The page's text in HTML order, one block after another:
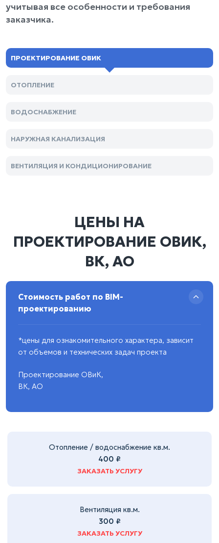
учитывая все особенности и требования
заказчика.
ПРОЕКТИРОВАНИЕ ОВИК
ОТОПЛЕНИЕ
ВОДОСНАБЖЕНИЕ
НАРУЖНАЯ КАНАЛИЗАЦИЯ
ВЕНТИЛЯЦИЯ И КОНДИЦИОНИРОВАНИЕ
ЦЕНЫ НА
ПРОЕКТИРОВАНИЕ ОВИК,
ВК, АО
Стоимость работ по BIM-
проектированию
*цены для ознакомительного характера, зависит
от объемов и технических задач проекта
Проектирование ОВиК,
ВК, АО
Отопление / водоснабжение кв.м.
400 ₽
ЗАКАЗАТЬ УСЛУГУ
Вентиляция кв.м.
300 ₽
ЗАКАЗАТЬ УСЛУГУ